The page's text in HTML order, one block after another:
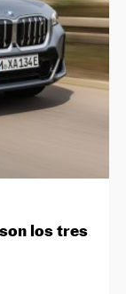
los tres